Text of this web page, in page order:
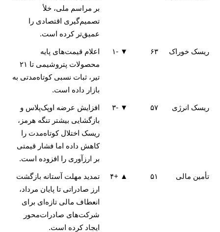
بر مراسم ملی، خلأ
تصمیم‌گیری اقتصادی را
عمیق‌تر کرده است.
ریسک خوراک ۶۳ ▼ -۱
اعلام قیمت‌های پایه
محصولات پتروشیمی تا ۲۱
تیر، ثبات نسبی کوتاه‌مدتی به
بازار داده است.
ریسک انرژی ۵۷ ▼ -۳
افزایش عرضه اوپک‌پلاس و
بازگشایی بیشتر تنگه هرمز،
ریسک اختلال کوتاه‌مدت را
کاهش داده اما فشار قیمتی
بر ارزآوری را افزوده است.
تأمین مالی ۵۱ ▲ +۴
تمدید مهلت آستانه بازگشت
ارز صادراتی تا پایان مرداد،
انعطاف مالی تازه‌ای برای
شرکت‌های صادرات‌محور
ایجاد کرده است.